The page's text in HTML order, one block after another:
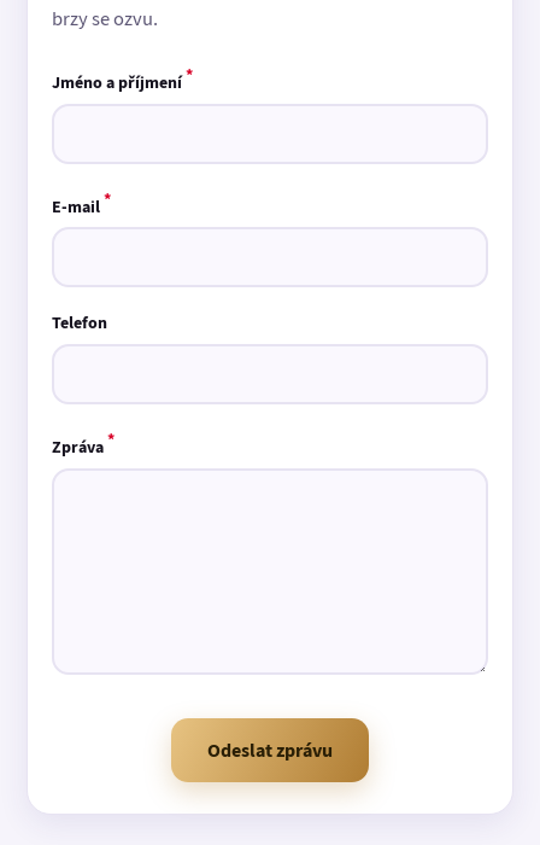
brzy se ozvu.
Jméno a příjmení*
E-mail*
Telefon
Zpráva*
Odeslat zprávu